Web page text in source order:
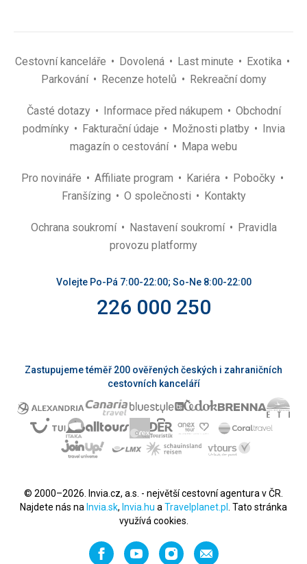
Cestovní kanceláře Dovolená Last minute
Exotika
Parkování
Recenze hotelů Rekreační domy
Časté dotazy Informace před nákupem
Obchodní
podmínky
Fakturační údaje Možnosti platby
Invia
magazín o cestování
Mapa webu
Pro novináře Affiliate program Kariéra
Pobočky
Franšízing
O společnosti Kontakty
Ochrana soukromí Nastavení soukromí
Pravidla
provozu platformy
Volejte Po-Pá 7:00-22:00; So-Ne 8:00-22:00
226 000 250
Zastupujeme téměř 200 ověřených českých i zahraničních
cestovních kanceláří
© 2000–2026. Invia.cz, a.s. - největší cestovní agentura v ČR.
Najdete nás na Invia.sk, Invia.hu a Travelplanet.pl
. Tato stránka
využívá cookies.
FacebookYouTubeInstagramNapište